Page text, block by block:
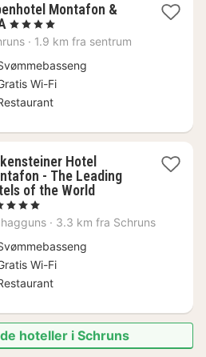
Montafon &
1
natt
3005
kr.
, 4 Stjerner
· 1.9 km fra sentrum
Wi-Fi
Hotel
- The Leading
of the World1
fra
· 3.3 km fra Schruns
Wi-Fi
hoteller i Schruns